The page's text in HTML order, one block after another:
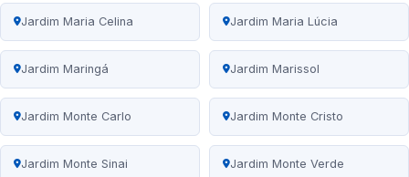
Jardim Maria Celina Jardim Maria Lúcia
Jardim Maringá Jardim Marissol
Jardim Monte Carlo Jardim Monte Cristo
Jardim Monte Sinai Jardim Monte Verde